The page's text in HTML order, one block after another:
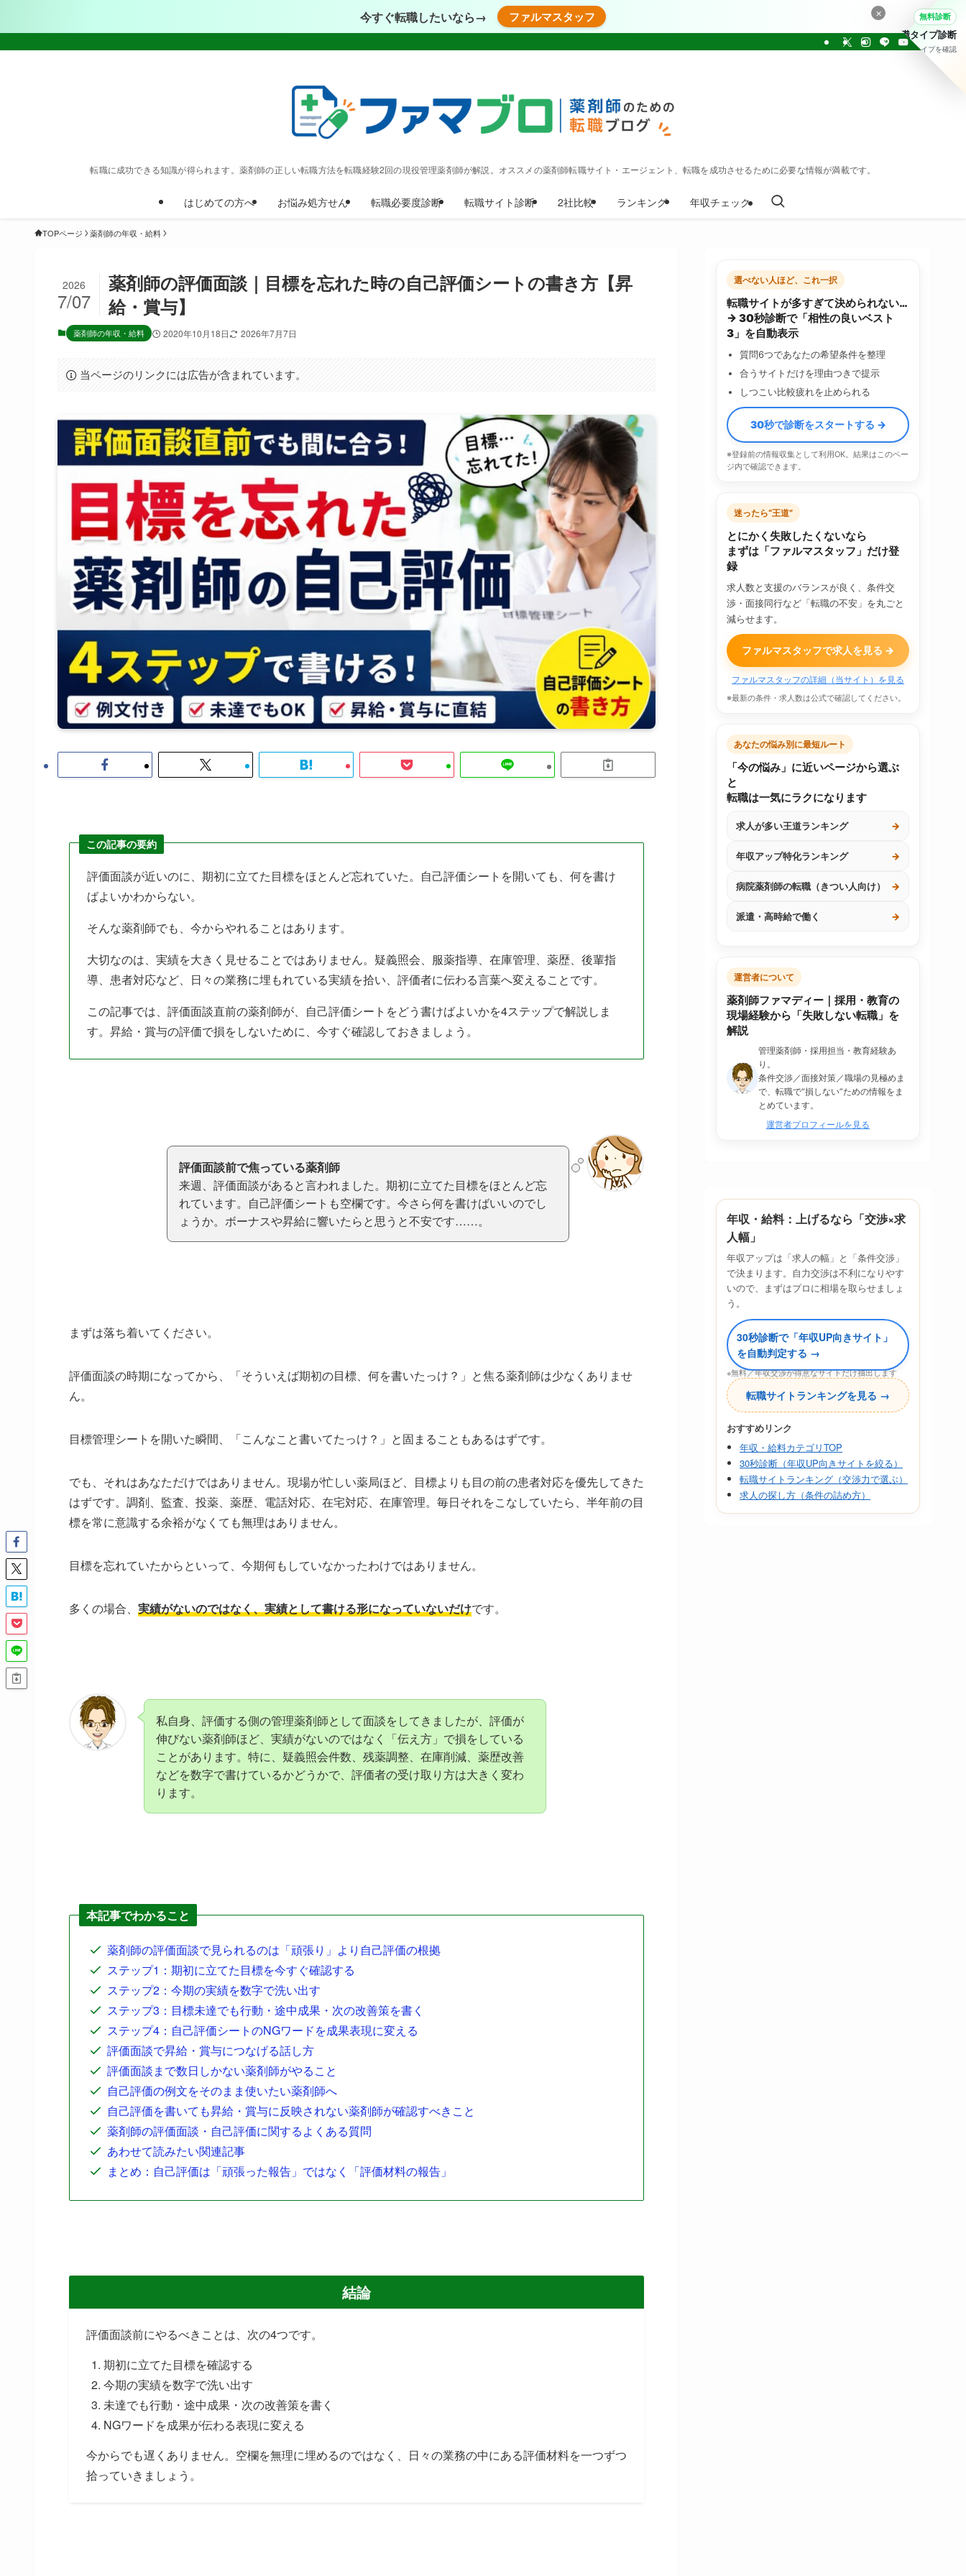
今すぐ転職したいなら→ ファルマスタッフ
転職に成功できる知識が得られます。薬剤師の正しい転職方法を転職経験2回の現役管理薬剤師が解説。オススメの薬剤師転職サイト・エージェント、転職を成功させるために必要な情報が満載です。
はじめての方へ お悩み処方せん 転職必要度診断 転職サイト診断 2社比較 ランキング 年収チェック
TOPページ 薬剤師の年収・給料
薬剤師の評価面談｜目標を忘れた時の自己評価シートの書き方【昇
給・賞与】
2026
7/07
薬剤師の年収・給料 2020年10月18日 2026年7月7日
当ページのリンクには広告が含まれています。
この記事の要約
評価面談が近いのに、期初に立てた目標をほとんど忘れていた。自己評価シートを開いても、何を書け
ばよいかわからない。
そんな薬剤師でも、今からやれることはあります。
大切なのは、実績を大きく見せることではありません。疑義照会、服薬指導、在庫管理、薬歴、後輩指
導、患者対応など、日々の業務に埋もれている実績を拾い、評価者に伝わる言葉へ変えることです。
この記事では、評価面談直前の薬剤師が、自己評価シートをどう書けばよいかを4ステップで解説しま
す。昇給・賞与の評価で損をしないために、今すぐ確認しておきましょう。
評価面談前で焦っている薬剤師
来週、評価面談があると言われました。期初に立てた目標をほとんど忘
れています。自己評価シートも空欄です。今さら何を書けばいいのでし
ょうか。ボーナスや昇給に響いたらと思うと不安です……。
まずは落ち着いてください。
評価面談の時期になってから、「そういえば期初の目標、何を書いたっけ？」と焦る薬剤師は少なくありませ
ん。
目標管理シートを開いた瞬間、「こんなこと書いてたっけ？」と固まることもあるはずです。
でも、それはあなただけではありません。現場が忙しい薬局ほど、目標よりも目の前の患者対応を優先してきた
はずです。調剤、監査、投薬、薬歴、電話対応、在宅対応、在庫管理。毎日それをこなしていたら、半年前の目
標を常に意識する余裕がなくても無理はありません。
目標を忘れていたからといって、今期何もしていなかったわけではありません。
多くの場合、 実績がないのではなく、実績として書ける形になっていないだけです。
私自身、評価する側の管理薬剤師として面談をしてきましたが、評価が
伸びない薬剤師ほど、実績がないのではなく「伝え方」で損をしている
ことがあります。特に、疑義照会件数、残薬調整、在庫削減、薬歴改善
などを数字で書けているかどうかで、評価者の受け取り方は大きく変わ
ります。
本記事でわかること
薬剤師の評価面談で見られるのは「頑張り」より自己評価の根拠
ステップ1：期初に立てた目標を今すぐ確認する
ステップ2：今期の実績を数字で洗い出す
ステップ3：目標未達でも行動・途中成果・次の改善策を書く
ステップ4：自己評価シートのNGワードを成果表現に変える
評価面談で昇給・賞与につなげる話し方
評価面談まで数日しかない薬剤師がやること
自己評価の例文をそのまま使いたい薬剤師へ
自己評価を書いても昇給・賞与に反映されない薬剤師が確認すべきこと
薬剤師の評価面談・自己評価に関するよくある質問
あわせて読みたい関連記事
まとめ：自己評価は「頑張った報告」ではなく「評価材料の報告」
結論
評価面談前にやるべきことは、次の4つです。
期初に立てた目標を確認する
今期の実績を数字で洗い出す
未達でも行動・途中成果・次の改善策を書く
NGワードを成果が伝わる表現に変える
今からでも遅くありません。空欄を無理に埋めるのではなく、日々の業務の中にある評価材料を一つずつ
拾っていきましょう。
選べない人ほど、これ一択
転職サイトが多すぎて決められない…
→ 30秒診断で「相性の良いベスト
3」を自動表示
質問6つであなたの希望条件を整理
合うサイトだけを理由つきで提示
しつこい比較疲れを止められる
30秒で診断をスタートする →
※登録前の情報収集として利用OK。結果はこのペー
ジ内で確認できます。
迷ったら“王道”
とにかく失敗したくないなら
まずは「ファルマスタッフ」だけ登
録
求人数と支援のバランスが良く、条件交
渉・面接同行など「転職の不安」を丸ごと
減らせます。
ファルマスタッフで求人を見る →
ファルマスタッフの詳細（当サイト）を見る
※最新の条件・求人数は公式で確認してください。
あなたの悩み別に最短ルート
「今の悩み」に近いページから選ぶ
と
転職は一気にラクになります
求人が多い王道ランキング →
年収アップ特化ランキング →
病院薬剤師の転職（きつい人向け） →
派遣・高時給で働く →
運営者について
薬剤師ファマディー｜採用・教育の
現場経験から「失敗しない転職」を
解説
管理薬剤師・採用担当・教育経験あ
り。
条件交渉／面接対策／職場の見極めま
で、転職で“損しない”ための情報をま
とめています。
運営者プロフィールを見る
年収・給料：上げるなら「交渉×求
人幅」
年収アップは「求人の幅」と「条件交渉」
で決まります。自力交渉は不利になりやす
いので、まずはプロに相場を取らせましょ
う。
30秒診断で「年収UP向きサイト」
を自動判定する →
※無料／年収交渉が得意なサイトだけ抽出します
転職サイトランキングを見る →
おすすめリンク
年収・給料カテゴリTOP
30秒診断（年収UP向きサイトを絞る）
転職サイトランキング（交渉力で選ぶ）
求人の探し方（条件の詰め方）
× 無料診断
転職タイプ診断
30問でタイプを確認